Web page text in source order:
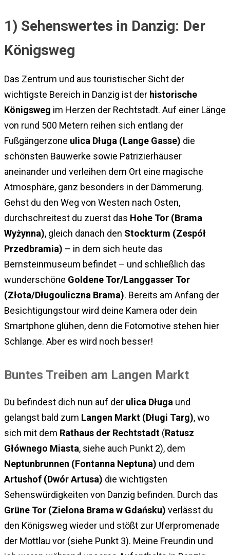
1) Sehenswertes in Danzig: Der
Königsweg
Das Zentrum und aus touristischer Sicht der
wichtigste Bereich in Danzig ist der historische
Königsweg im Herzen der Rechtstadt. Auf einer Länge
von rund 500 Metern reihen sich entlang der
Fußgängerzone ulica Długa (Lange Gasse) die
schönsten Bauwerke sowie Patrizierhäuser
aneinander und verleihen dem Ort eine magische
Atmosphäre, ganz besonders in der Dämmerung.
Gehst du den Weg von Westen nach Osten,
durchschreitest du zuerst das Hohe Tor (Brama
Wyżynna), gleich danach den Stockturm (Zespół
Przedbramia) – in dem sich heute das
Bernsteinmuseum befindet – und schließlich das
wunderschöne Goldene Tor/Langgasser Tor
(Złota/Długouliczna Brama). Bereits am Anfang der
Besichtigungstour wird deine Kamera oder dein
Smartphone glühen, denn die Fotomotive stehen hier
Schlange. Aber es wird noch besser!
Buntes Treiben am Langen Markt
Du befindest dich nun auf der ulica Długa und
gelangst bald zum Langen Markt (Długi Targ), wo
sich mit dem Rathaus der Rechtstadt (Ratusz
Głównego Miasta, siehe auch Punkt 2), dem
Neptunbrunnen (Fontanna Neptuna) und dem
Artushof (Dwór Artusa) die wichtigsten
Sehenswürdigkeiten von Danzig befinden. Durch das
Grüne Tor (Zielona Brama w Gdańsku) verlässt du
den Königsweg wieder und stößt zur Uferpromenade
der Mottlau vor (siehe Punkt 3). Meine Freundin und